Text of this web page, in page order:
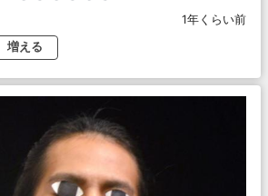
1年くらい前
増える